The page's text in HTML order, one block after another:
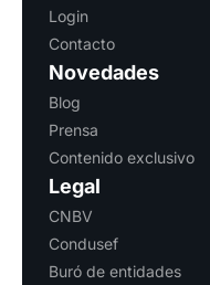
Login
Contacto
Novedades
Blog
Prensa
Contenido exclusivo
Legal
CNBV
Condusef
Buró de entidades